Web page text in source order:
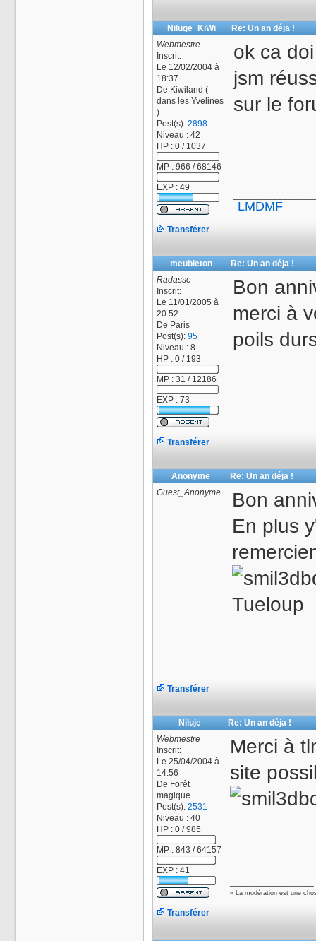
Niluge_KiWi
Re: Un an déja !
Webmestre
Inscrit:
Le 12/02/2004 à
18:37
De Kiwiland (
dans les Yvelines
)
Post(s): 2898
Niveau : 42
HP : 0 / 1037
MP : 966 / 68146
EXP : 49
ok ca
jsm
sur le
LMDMF
Transférer
meubleton
Re: Un an déja !
Radasse
Inscrit:
Le 11/01/2005 à
20:52
De Paris
Post(s): 95
Niveau : 8
HP : 0 / 193
MP : 31 / 12186
EXP : 73
Bon
merci à
poils
Transférer
Anonyme
Re: Un an déja !
Guest_Anonyme
Bon
En plus
Tueloup
Transférer
Niluje
Re: Un an déja !
Webmestre
Inscrit:
Le 25/04/2004 à
14:56
De Forêt
magique
Post(s): 2531
Niveau : 40
HP : 0 / 985
MP : 843 / 64157
EXP : 41
Merci à
site
« La modération est une
Transférer